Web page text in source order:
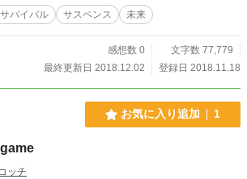
サバイバル サスペンス 未来
感想数 0
文字数 77,779
最終更新日 2018.12.02
登録日 2018.11.18
お気に入り追加 1
ッチ